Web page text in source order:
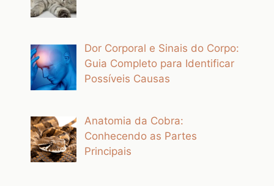
Dor Corporal e Sinais do Corpo:
Guia Completo para Identificar
Possíveis Causas
Anatomia da Cobra:
Conhecendo as Partes
Principais